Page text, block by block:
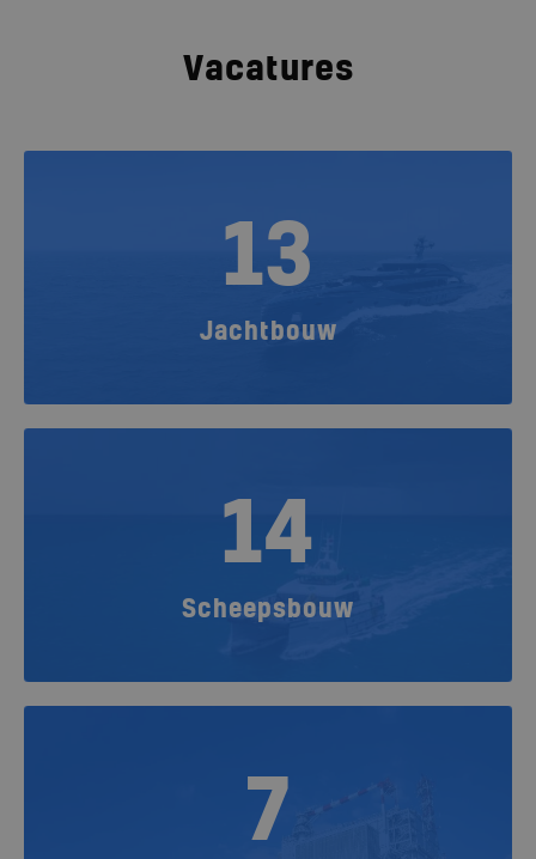
Vacatures
13
Jachtbouw
14
Scheepsbouw
7